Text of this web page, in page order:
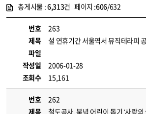
총게시물 :6,313건 페이지 :606/632
번호
263
제목
설 연휴기간 서울역서 뮤직테라피
파일
작성일
2006-01-28
조회수
15,161
번호
262
제목
철도공사, 북녘 어린이 돕기 ‘사랑의